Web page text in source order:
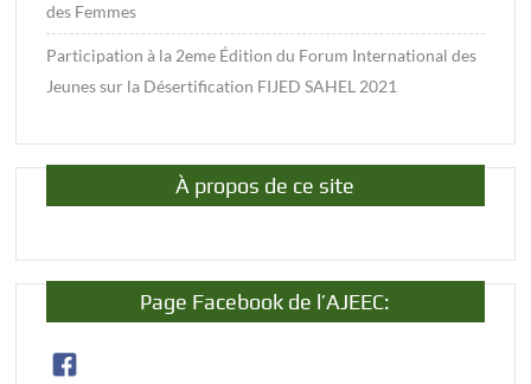
des Femmes
Participation à la 2eme Édition du Forum International des
Jeunes sur la Désertification FIJED SAHEL 2021
À propos de ce site
Page Facebook de l’AJEEC: